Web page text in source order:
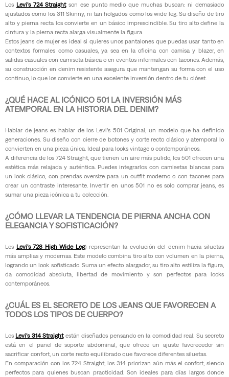
Los Levi’s 724 Straightson ese punto medio que muchas buscan: ni demasiado
ajustados como los 311 Skinny, ni tan holgados como los wide leg. Su diseño de tiro
alto y pierna recta los convierte en un básico imprescindible. Su tiro alto define la
cintura y la pierna recta alarga visualmente la figura.
Estos jeans de mujer es ideal si quieres unos pantalones que puedas usar tanto en
contextos formales como casuales, ya sea en la oficina con camisa y blazer, en
salidas casuales con camiseta básica o en eventos informales con tacones. Además,
su construcción en denim resistente asegura que mantengan su forma con el uso
continuo, lo que los convierte en una excelente inversión dentro de tu clóset.
¿QUÉ HACE AL ICÓNICO 501 LA INVERSIÓN MÁS
ATEMPORAL EN LA HISTORIA DEL DENIM?
Hablar de jeans es hablar de los Levi’s 501 Original, un modelo que ha definido
generaciones. Su diseño con cierre de botones y corte recto clásico y atemporal lo
convierten en una pieza única. Ideal para looks vintage o contemporáneos.
A diferencia de los 724 Straight, que tienen un aire más pulido, los 501 ofrecen una
estética más relajada y auténtica. Puedes integrarlos con camisetas blancas para
un look clásico, con prendas oversize para un outfit moderno o con tacones para
crear un contraste interesante. Invertir en unos 501 no es solo comprar jeans, es
sumar una pieza icónica a tu colección.
¿CÓMO LLEVAR LA TENDENCIA DE PIERNA ANCHA CON
ELEGANCIA Y SOFISTICACIÓN?
Los Levi’s 728 High Wide Leg) representan la evolución del denim hacia siluetas
más amplias y modernas. Este modelo combina tiro alto con volumen en la pierna,
logrando un look sofisticado. Suma un efecto alargador, su tiro alto estiliza la figura,
da comodidad absoluta, libertad de movimiento y son perfectos para looks
contemporáneos.
¿CUÁL ES EL SECRETO DE LOS JEANS QUE FAVORECEN A
TODOS LOS TIPOS DE CUERPO?
Los Levi’s 314 Straightestán diseñados pensando en la comodidad real. Su secreto
está en el panel de soporte abdominal, que ofrece un ajuste favorecedor sin
sacrificar confort, un corte recto equilibrado que favorece diferentes siluetas.
En comparación con los 724 Straight, los 314 priorizan aún más el confort, siendo
perfectos para quienes buscan practicidad. Son ideales para días largos donde